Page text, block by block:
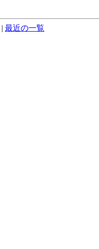
| 最近の一覧